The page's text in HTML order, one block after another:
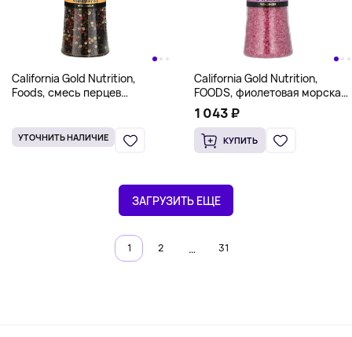
California Gold Nutrition,
Foods, смесь перцев
УТОЧНИТЬ НАЛИЧИЕ
California Gold Nutrition,
FOODS, фиолетовая морская
соль в мельнице, 340 г
(12 унций)
1 043 ₽
КУПИТЬ
ЗАГРУЗИТЬ ЕЩЕ
1 2 … 31